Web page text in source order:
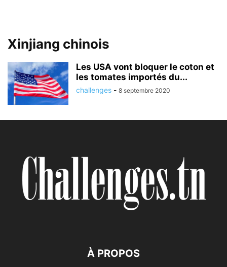
Xinjiang chinois
Les USA vont bloquer le coton et
les tomates importés du...
challenges - 8 septembre 2020
À PROPOS